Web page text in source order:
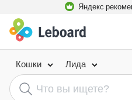
Яндекс
Кошки Лида